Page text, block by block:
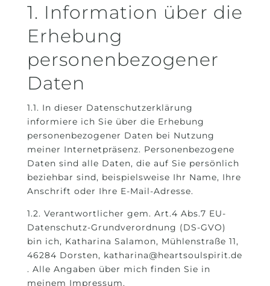
1. Information über die
Erhebung
personenbezogener
Daten
1.1. In dieser Datenschutzerklärung
informiere ich Sie über die Erhebung
personenbezogener Daten bei Nutzung
meiner Internetpräsenz. Personenbezogene
Daten sind alle Daten, die auf Sie persönlich
beziehbar sind, beispielsweise Ihr Name, Ihre
Anschrift oder Ihre E-Mail-Adresse.
1.2. Verantwortlicher gem. Art.4 Abs.7 EU-
Datenschutz-Grundverordnung (DS-GVO)
bin ich, Katharina Salamon, Mühlenstraße 11,
46284 Dorsten, katharina@heartsoulspirit.de
. Alle Angaben über mich finden Sie in
meinem Impressum.